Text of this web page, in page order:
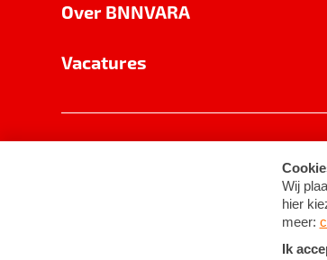
Over BNNVARA
Vacatures
Cookie-instellingen